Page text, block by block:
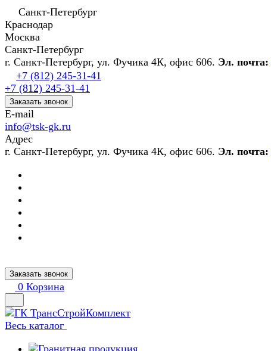
Санкт-Петербург
Краснодар
Москва
Санкт-Петербург
г. Санкт-Петербург, ул. Фучика 4К, офис 606. Эл. почта:
+7 (812) 245-31-41
+7 (812) 245-31-41
Заказать звонок
E-mail
info@tsk-gk.ru
Адрес
г. Санкт-Петербург, ул. Фучика 4К, офис 606. Эл. почта:
Заказать звонок
0 Корзина
Весь каталог